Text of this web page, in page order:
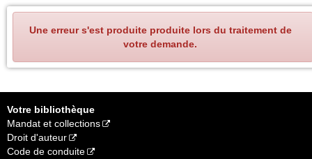
Une erreur s'est produite produite lors du traitement de
votre demande.
Votre bibliothèque
Mandat et collections
Droit d'auteur
Code de conduite